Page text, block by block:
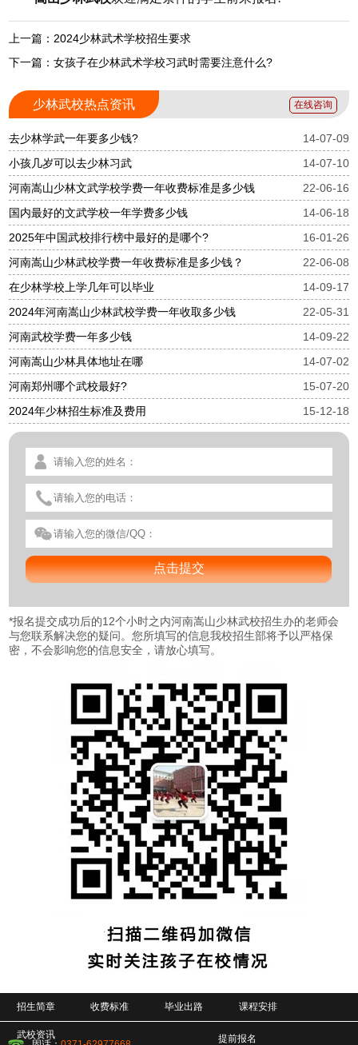
上一篇：2024少林武术学校招生要求
下一篇：女孩子在少林武术学校习武时需要注意什么?
少林武校热点资讯 在线咨询
去少林学武一年要多少钱?
14-07-09
小孩几岁可以去少林习武
14-07-10
河南嵩山少林文武学校学费一年收费标准是多少钱
22-06-16
国内最好的文武学校一年学费多少钱
14-06-18
2025年中国武校排行榜中最好的是哪个?
16-01-26
河南嵩山少林武校学费一年收费标准是多少钱？
22-06-08
在少林学校上学几年可以毕业
14-09-17
2024年河南嵩山少林武校学费一年收取多少钱
22-05-31
河南武校学费一年多少钱
14-09-22
河南嵩山少林具体地址在哪
14-07-02
河南郑州哪个武校最好?
15-07-20
2024年少林招生标准及费用
15-12-18
*报名提交成功后的12个小时之内河南嵩山少林武校招生办的老师会
与您联系解决您的疑问。您所填写的信息我校招生部将予以严格保
密，不会影响您的信息安全，请放心填写。
招生简章 收费标准 毕业出路 课程安排
武校资讯 提前报名